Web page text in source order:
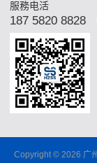
服務电活
187 5820 8828
Copyright © 2026 广